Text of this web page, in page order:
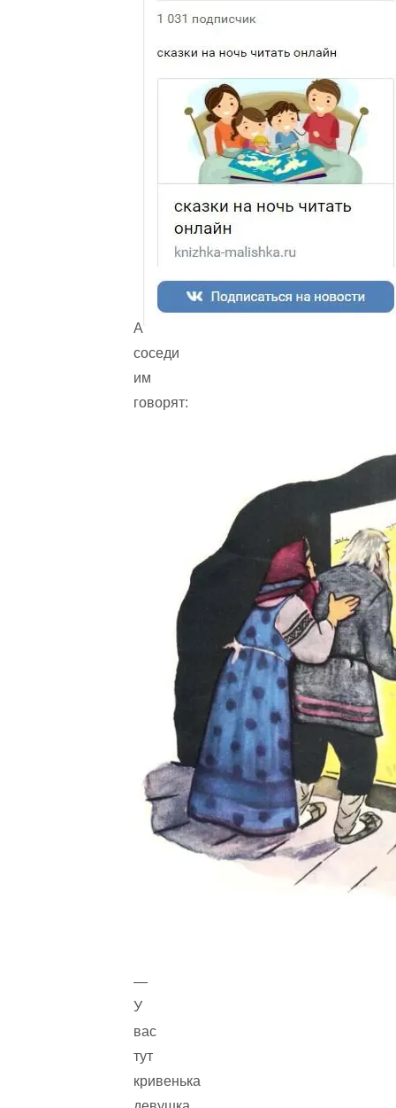
А
соседи
им
говорят:
—
У
вас
тут
кривенька